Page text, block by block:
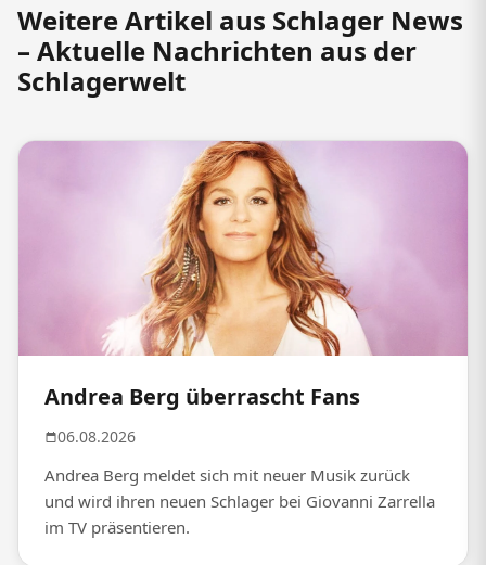
Weitere Artikel aus Schlager News
– Aktuelle Nachrichten aus der
Schlagerwelt
Andrea Berg überrascht Fans
06.08.2026
Andrea Berg meldet sich mit neuer Musik zurück
und wird ihren neuen Schlager bei Giovanni Zarrella
im TV präsentieren.